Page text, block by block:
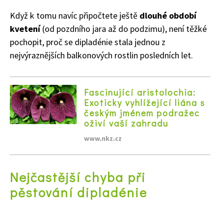
Když k tomu navíc připočtete ještě dlouhé období
kvetení(od pozdního jara až do podzimu), není těžké
pochopit, proč se dipladénie stala jednou z
nejvýraznějších balkonových rostlin posledních let.
Fascinující aristolochia:
Exoticky vyhlížející liána s
českým jménem podražec
oživí vaší zahradu
www.nkz.cz
Nejčastější chyba při
pěstování dipladénie